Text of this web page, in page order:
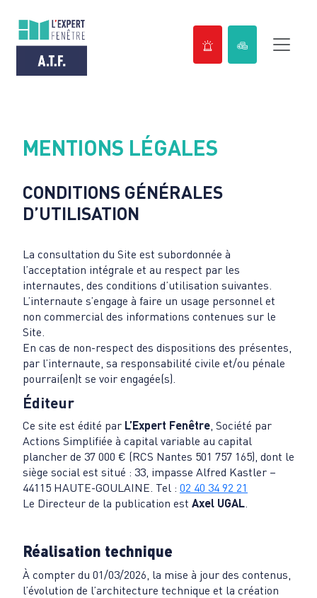
MENTIONS LÉGALES
CONDITIONS GÉNÉRALES
D’UTILISATION
La consultation du Site est subordonnée à
l’acceptation intégrale et au respect par les
internautes, des conditions d’utilisation suivantes.
L’internaute s’engage à faire un usage personnel et
non commercial des informations contenues sur le
Site.
En cas de non-respect des dispositions des présentes,
par l’internaute, sa responsabilité civile et/ou pénale
pourrai(en)t se voir engagée(s).
Éditeur
Ce site est édité par L’Expert Fenêtre, Société par
Actions Simplifiée à capital variable au capital
plancher de 37 000 € (RCS Nantes 501 757 165), dont le
siège social est situé : 33, impasse Alfred Kastler –
44115 HAUTE-GOULAINE. Tel : 02 40 34 92 21
Le Directeur de la publication est Axel UGAL.
Réalisation technique
À compter du 01/03/2026, la mise à jour des contenus,
l’évolution de l’architecture technique et la création